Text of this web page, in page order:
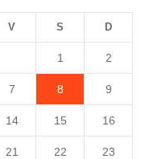
V S D
1 2
7 8 9
14 15 16
21 22 23